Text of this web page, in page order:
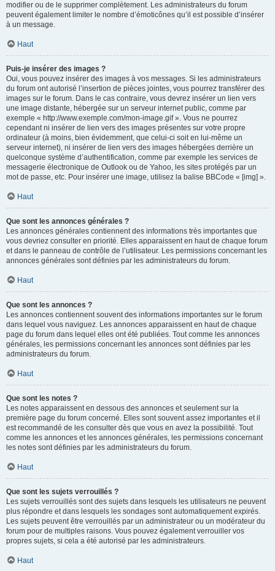
modifier ou de le supprimer complètement. Les administrateurs du forum
peuvent également limiter le nombre d’émoticônes qu’il est possible d’insérer
à un message.
Haut
Puis-je insérer des images ?
Oui, vous pouvez insérer des images à vos messages. Si les administrateurs
du forum ont autorisé l’insertion de pièces jointes, vous pourrez transférer des
images sur le forum. Dans le cas contraire, vous devrez insérer un lien vers
une image distante, hébergée sur un serveur internet public, comme par
exemple « http://www.exemple.com/mon-image.gif ». Vous ne pourrez
cependant ni insérer de lien vers des images présentes sur votre propre
ordinateur (à moins, bien évidemment, que celui-ci soit en lui-même un
serveur internet), ni insérer de lien vers des images hébergées derrière un
quelconque système d’authentification, comme par exemple les services de
messagerie électronique de Outlook ou de Yahoo, les sites protégés par un
mot de passe, etc. Pour insérer une image, utilisez la balise BBCode « [img] ».
Haut
Que sont les annonces générales ?
Les annonces générales contiennent des informations très importantes que
vous devriez consulter en priorité. Elles apparaissent en haut de chaque forum
et dans le panneau de contrôle de l’utilisateur. Les permissions concernant les
annonces générales sont définies par les administrateurs du forum.
Haut
Que sont les annonces ?
Les annonces contiennent souvent des informations importantes sur le forum
dans lequel vous naviguez. Les annonces apparaissent en haut de chaque
page du forum dans lequel elles ont été publiées. Tout comme les annonces
générales, les permissions concernant les annonces sont définies par les
administrateurs du forum.
Haut
Que sont les notes ?
Les notes apparaissent en dessous des annonces et seulement sur la
première page du forum concerné. Elles sont souvent assez importantes et il
est recommandé de les consulter dès que vous en avez la possibilité. Tout
comme les annonces et les annonces générales, les permissions concernant
les notes sont définies par les administrateurs du forum.
Haut
Que sont les sujets verrouillés ?
Les sujets verrouillés sont des sujets dans lesquels les utilisateurs ne peuvent
plus répondre et dans lesquels les sondages sont automatiquement expirés.
Les sujets peuvent être verrouillés par un administrateur ou un modérateur du
forum pour de multiples raisons. Vous pouvez également verrouiller vos
propres sujets, si cela a été autorisé par les administrateurs.
Haut